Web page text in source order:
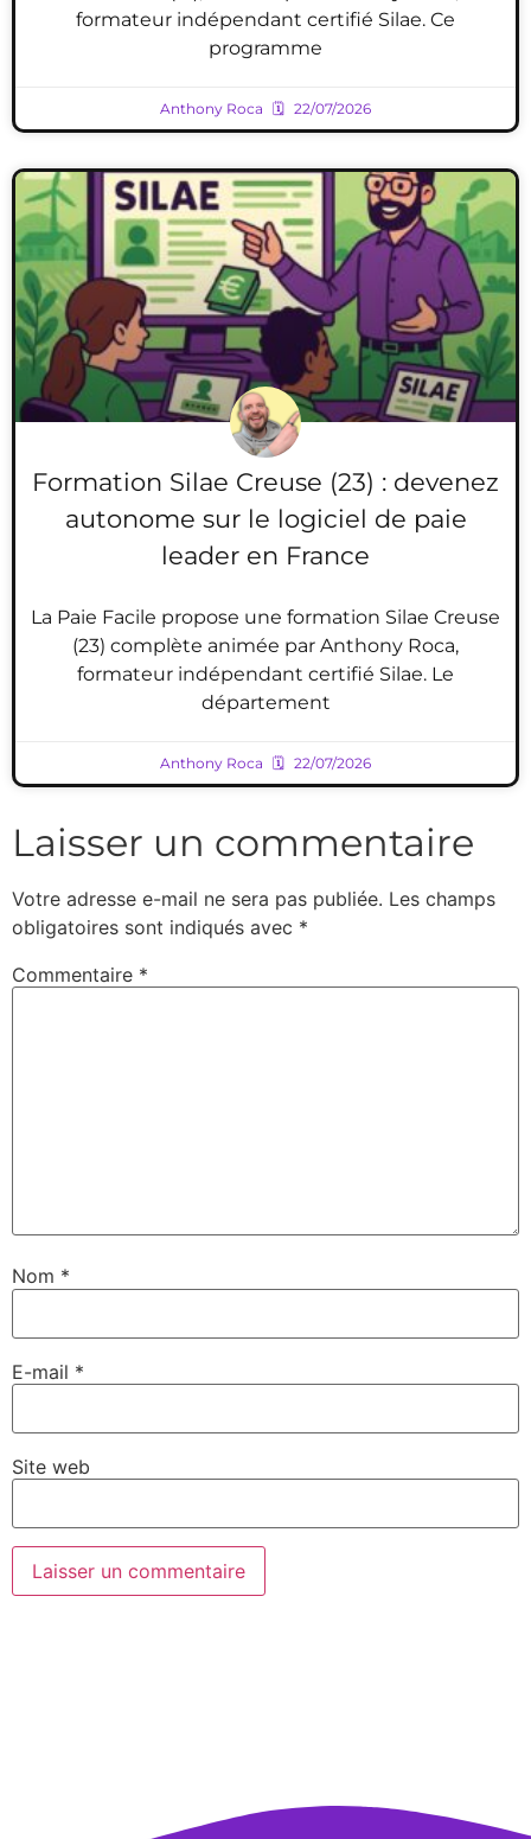
formateur indépendant certifié Silae. Ce
programme
Anthony Roca 22/07/2026
Formation Silae Creuse (23) : devenez
autonome sur le logiciel de paie
leader en France
La Paie Facile propose une formation Silae Creuse
(23) complète animée par Anthony Roca,
formateur indépendant certifié Silae. Le
département
Anthony Roca 22/07/2026
Laisser un commentaire
Votre adresse e-mail ne sera pas publiée. Les champs
obligatoires sont indiqués avec *
Commentaire *
Nom *
E-mail *
Site web